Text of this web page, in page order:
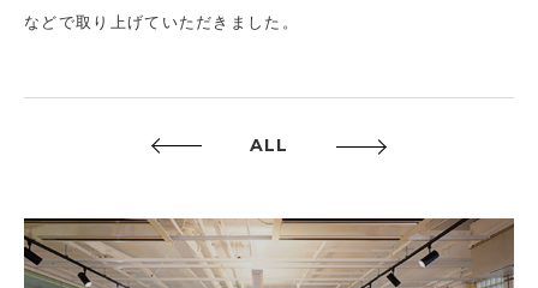
などで取り上げていただきました。
ALL